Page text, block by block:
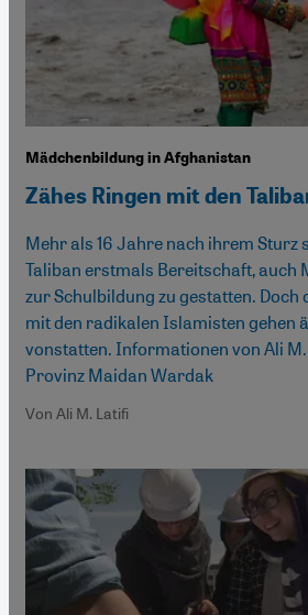
Mädchenbildung in Afghanistan
Zähes Ringen mit den
Mehr als 16 Jahre nach ihrem Sturz
Taliban erstmals Bereitschaft, auch
zur Schulbildung zu gestatten. Doch
mit den radikalen Islamisten gehen
vonstatten. Informationen von Ali
Provinz Maidan Wardak
Von Ali M. Latifi